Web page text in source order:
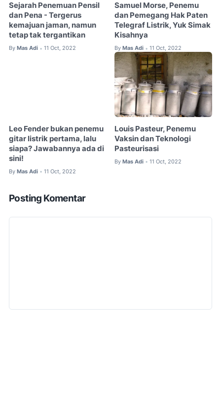
Sejarah Penemuan Pensil
dan Pena - Tergerus
kemajuan jaman, namun
tetap tak tergantikan
By Mas Adi • 11 Oct, 2022
Samuel Morse, Penemu
dan Pemegang Hak Paten
Telegraf Listrik, Yuk Simak
Kisahnya
By Mas Adi • 11 Oct, 2022
Leo Fender bukan penemu
gitar listrik pertama, lalu
siapa? Jawabannya ada di
sini!
By Mas Adi • 11 Oct, 2022
Louis Pasteur, Penemu
Vaksin dan Teknologi
Pasteurisasi
By Mas Adi • 11 Oct, 2022
Posting Komentar